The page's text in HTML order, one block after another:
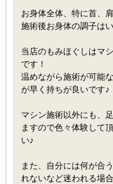
お身体全体、特に首、
施術後お身体の調子は
当店のもみほぐしはマ
です！
温めながら施術が可能
が早く持ちが良いです♪
マシン施術以外にも、
ますので色々体験して
い♪
また、自分には何が合
れないなど迷われる場